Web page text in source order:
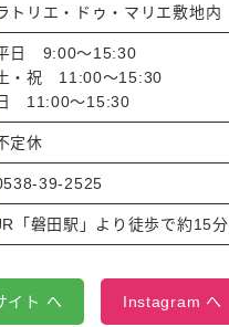
トリエ・ドゥ・マリエ敷地内
日 9:00～15:30
・祝 11:00～15:30
11:00～15:30
定休
39-2525
「磐田駅」より徒歩で約15分
イト へ Instagram へ